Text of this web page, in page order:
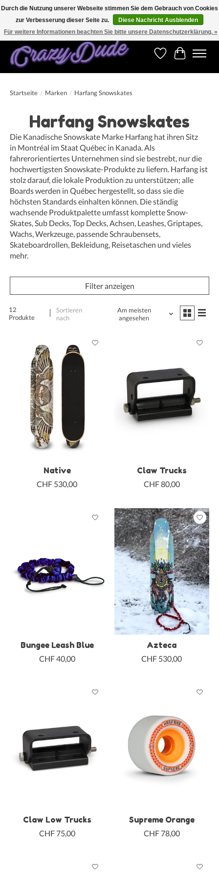
Versandkostenfrei bestellen ab CHF 200.00 in der Schweiz und ab EUR 250.00 in den
meisten Ländern weltweit.
Wunschzettel
Ihr
Startseite / Marken / Harfang Snowskates
Harfang Snowskates
Die Kanadische Snowskate Marke Harfang hat ihren Sitz
in Montréal im Staat Québec in Kanada. Als
fahrerorientiertes Unternehmen sind sie bestrebt, nur die
hochwertigsten Snowskate-Produkte zu liefern. Harfang ist
stolz darauf, die lokale Produktion zu unterstützen; alle
Boards werden in Québec hergestellt, so dass sie die
höchsten Standards einhalten können. Die ständig
wachsende Produktpalette umfasst komplette Snow-
Skates, Sub Decks, Top Decks, Achsen, Leashes, Griptapes,
Wachs, Werkzeuge, passende Schraubensets,
Skateboardrollen, Bekleidung, Reisetaschen und vieles
mehr.
Filter anzeigen
12
Produkte
Sortieren
nach
Am meisten
angesehen
Native
CHF 530,00
Claw Trucks
CHF 80,00
Bungee Leash Blue
CHF 40,00
Azteca
CHF 530,00
Claw Low Trucks
CHF 75,00
Supreme Orange
CHF 78,00
Durch die Nutzung unserer Webseite stimmen Sie dem Gebrauch von Cookies
zur Verbesserung dieser Seite zu.
Diese Nachricht Ausblenden
Für weitere Informationen beachten Sie bitte unsere Datenschutzerklärung. »